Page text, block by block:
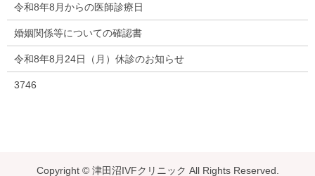
令和8年8月からの医師診療日
婚姻関係等についての確認書
令和8年8月24日（月）休診のお知らせ
3746
Copyright © 津田沼IVFクリニック All Rights Reserved.